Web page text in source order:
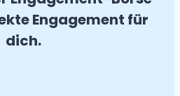
Engagement für
dich.